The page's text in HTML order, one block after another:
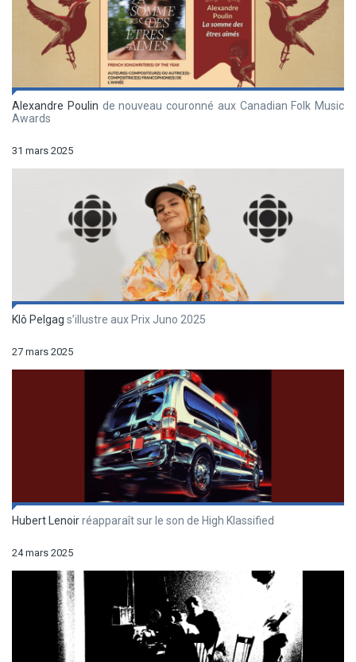
Alexandre Poulin de nouveau couronné aux Canadian Folk Music
Awards
31 mars 2025
Klô Pelgag s’illustre aux Prix Juno 2025
27 mars 2025
Hubert Lenoirréapparaît sur le son de High Klassified
24 mars 2025